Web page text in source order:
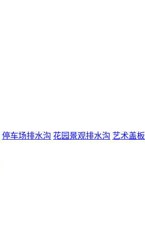
停车场排水沟 花园景观排水沟 艺术盖板